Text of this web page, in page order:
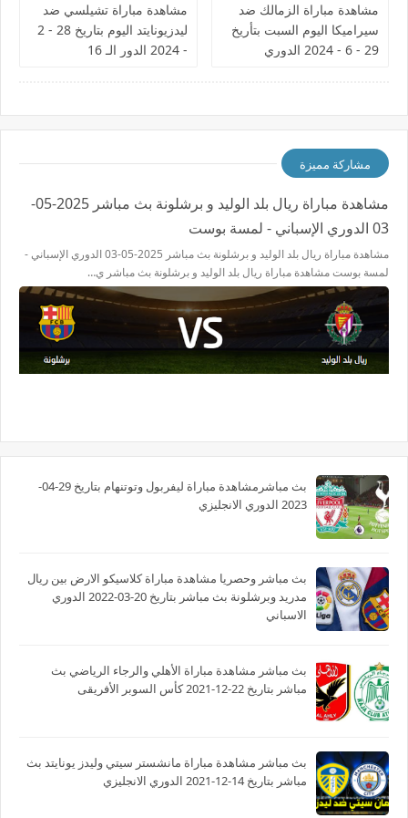
مشاهدة مباراة الزمالك ضد
سيراميكا اليوم السبت بتأريخ
29 - 6 - 2024 الدوري
مشاهدة مباراة تشيلسي ضد
ليدزيونايتد اليوم بتاريخ 28 - 2
- 2024 الدور الـ 16
مشاركة مميزة
مشاهدة مباراة ريال بلد الوليد و برشلونة بث مباشر 2025-05-
03 الدوري الإسباني - لمسة بوست
مشاهدة مباراة ريال بلد الوليد و برشلونة بث مباشر 2025-05-03 الدوري الإسباني -
لمسة بوست مشاهدة مباراة ريال بلد الوليد و برشلونة بث مباشر ي…
بث مباشرمشاهدة مباراة ليفربول وتوتنهام بتاريخ 29-04-
2023 الدوري الانجليزي
بث مباشر وحصريا مشاهدة مباراة كلاسيكو الارض بين ريال
مدريد وبرشلونة بث مباشر بتاريخ 20-03-2022 الدوري
الاسباني
بث مباشر مشاهدة مباراة الأهلي والرجاء الرياضي بث
مباشر بتاريخ 22-12-2021 كأس السوبر الأفريقى
بث مباشر مشاهدة مباراة مانشستر سيتي وليدز يونايتد بث
مباشر بتاريخ 14-12-2021 الدوري الانجليزي